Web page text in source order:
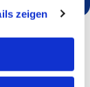
zeigen